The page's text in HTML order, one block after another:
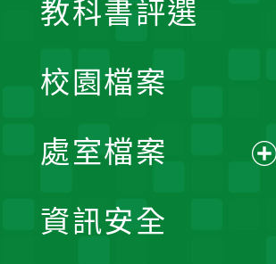
單
教科書評選
校園檔案
處室檔案
資訊安全